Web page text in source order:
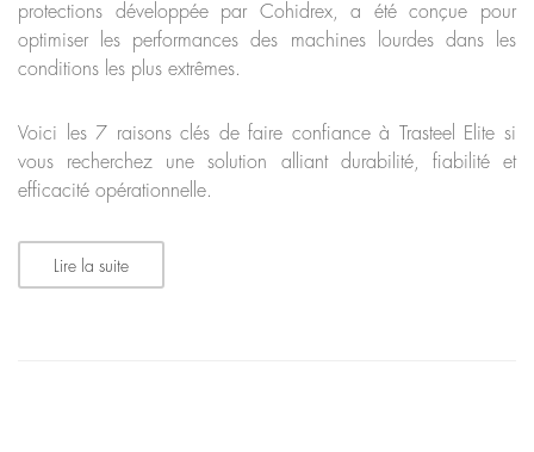
protections développée par Cohidrex, a été conçue pour
optimiser les performances des machines lourdes dans les
conditions les plus extrêmes.
Voici les 7 raisons clés de faire confiance à Trasteel Elite si
vous recherchez une solution alliant durabilité, fiabilité et
efficacité opérationnelle.
Lire la suite